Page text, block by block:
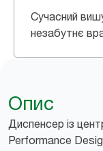
Сучасний
незабутнє
Опис
Диспенсер із
Performance